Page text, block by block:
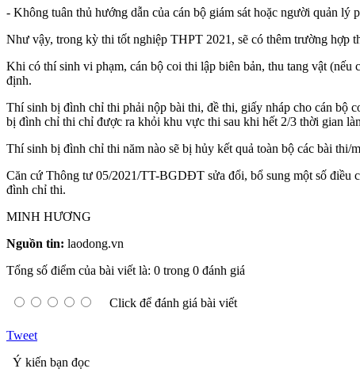
- Không tuân thủ hướng dẫn của cán bộ giám sát hoặc người quản
Như vậy, trong kỳ thi tốt nghiệp THPT 2021, sẽ có thêm trường hợp
Khi có thí sinh vi phạm, cán bộ coi thi lập biên bản, thu tang vật
định.
Thí sinh bị đình chỉ thi phải nộp bài thi, đề thi, giấy nháp cho cán
bị đình chỉ thi chỉ được ra khỏi khu vực thi sau khi hết 2/3 thời gian
Thí sinh bị đình chỉ thi năm nào sẽ bị hủy kết quả toàn bộ các bài thi/
Căn cứ Thông tư 05/2021/TT-BGDĐT sửa đổi, bổ sung một số điều
đình chỉ thi.
MINH HƯƠNG
Nguồn tin: laodong.vn
Tổng số điểm của bài viết là: 0 trong 0 đánh giá
Click để đánh giá bài viết
Tweet
Ý kiến bạn đọc